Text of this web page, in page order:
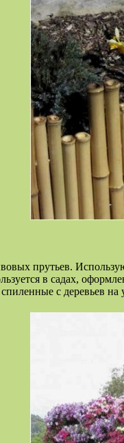
прутьев.
в садах,
с деревьев